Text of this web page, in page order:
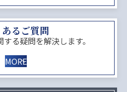
あるご質問
る疑問を解決します。
MORE